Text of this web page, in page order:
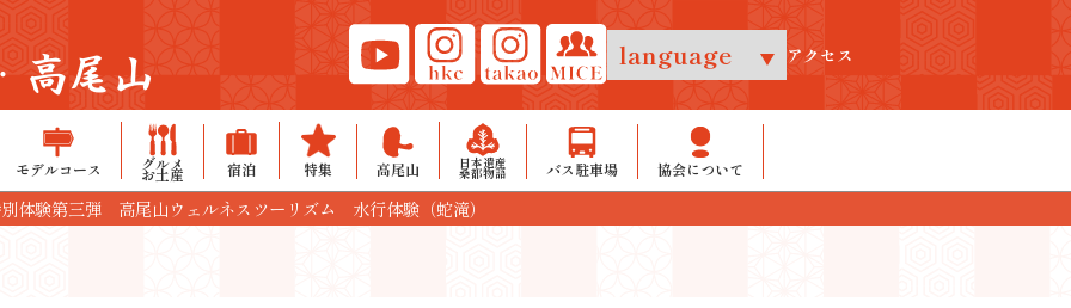
高尾山
アクセス
モデルコース グルメ
お土産 宿泊 特集 高尾山 日本遺産
桑都物語 バス駐車場 協会について
体験第三弾 高尾山ウェルネスツーリズム 水行体験（蛇滝）